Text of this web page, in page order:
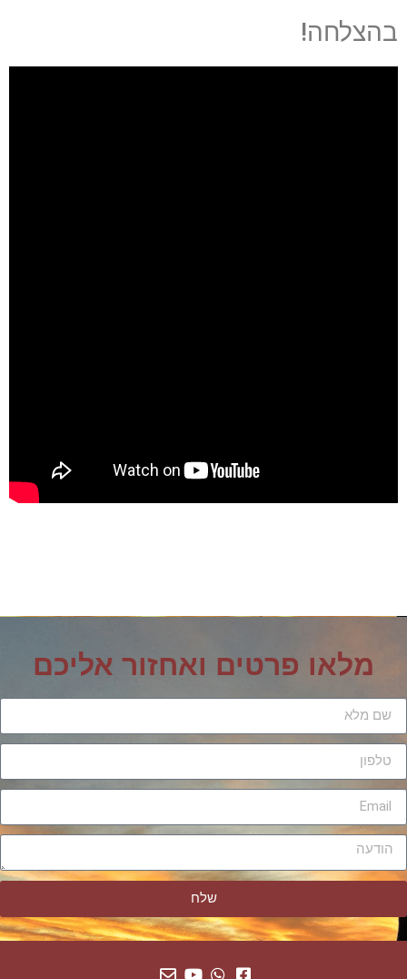
בהצלחה!
מלאו פרטים ואחזור אליכם
שלח